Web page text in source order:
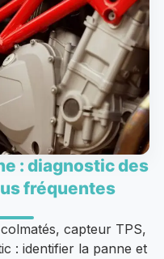
: diagnostic des
fréquentes
capteur TPS,
: identifier la panne et